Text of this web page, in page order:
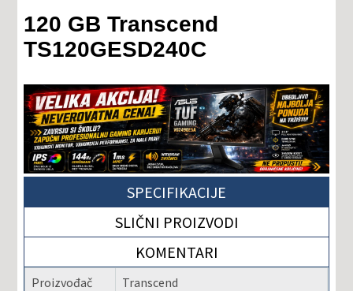
120 GB Transcend
TS120GESD240C
SPECIFIKACIJE
SLIČNI PROIZVODI
KOMENTARI
Proizvođač
Transcend